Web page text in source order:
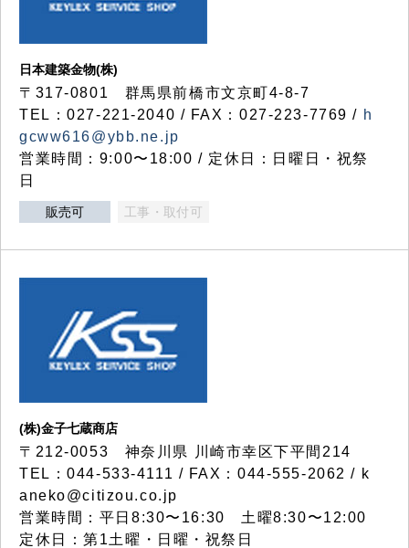
日本建築金物(株)
〒317‐0801 群馬県前橋市文京町4-8-7
TEL：027-221-2040 / FAX：027-223-7769 / h
gcww616@ybb.ne.jp
営業時間：9:00〜18:00 / 定休日：日曜日・祝祭
日
販売可 工事・取付可
(株)金子七蔵商店
〒212-0053 神奈川県 川崎市幸区下平間214
TEL：044-533-4111 / FAX：044-555-2062 / k
aneko@citizou.co.jp
営業時間：平日8:30〜16:30 土曜8:30〜12:00
定休日：第1土曜・日曜・祝祭日